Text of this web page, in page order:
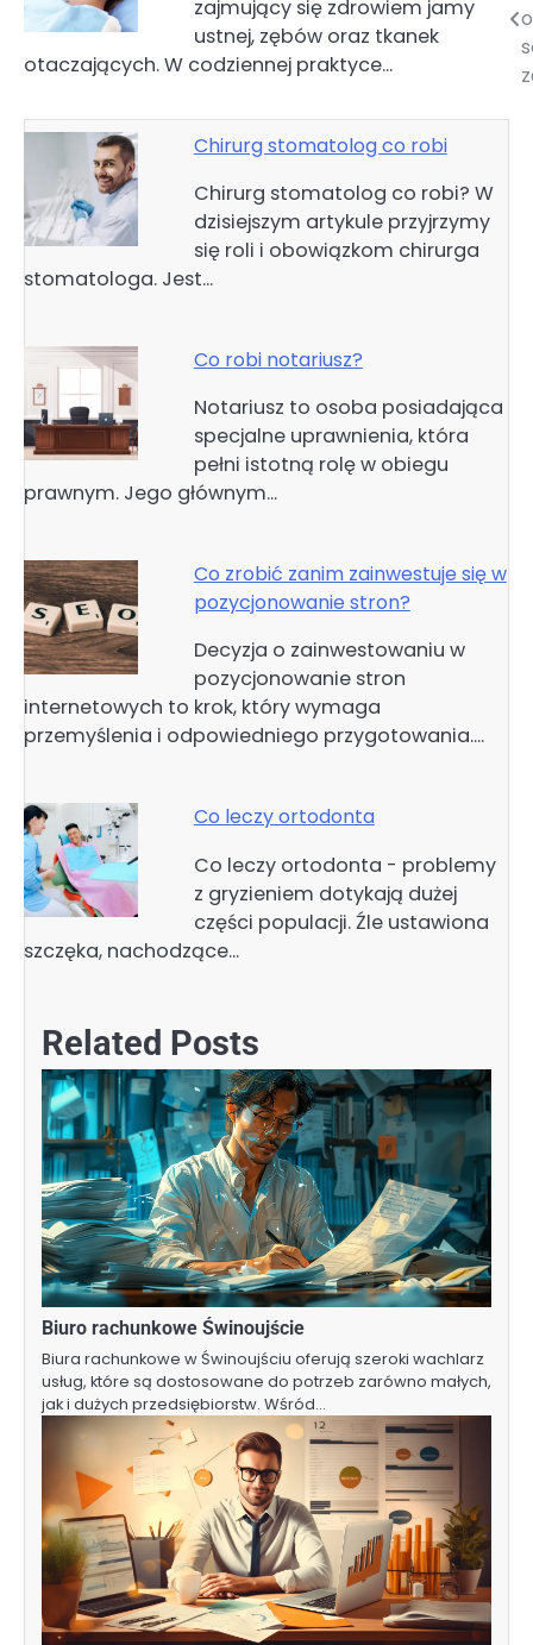
zajmujący się zdrowiem jamy
ustnej, zębów oraz tkanek
otaczających. W codziennej praktyce…
Chirurg stomatolog co robi
Chirurg stomatolog co robi? W
dzisiejszym artykule przyjrzymy
się roli i obowiązkom chirurga
stomatologa. Jest…
Co robi notariusz?
Notariusz to osoba posiadająca
specjalne uprawnienia, która
pełni istotną rolę w obiegu
prawnym. Jego głównym…
Co zrobić zanim zainwestuje się w
pozycjonowanie stron?
Decyzja o zainwestowaniu w
pozycjonowanie stron
internetowych to krok, który wymaga
przemyślenia i odpowiedniego przygotowania.…
Co leczy ortodonta
Co leczy ortodonta - problemy
z gryzieniem dotykają dużej
części populacji. Źle ustawiona
szczęka, nachodzące…
wpisu
Related Posts
Biuro rachunkowe Świnoujście
Biura rachunkowe w Świnoujściu oferują szeroki wachlarz
usług, które są dostosowane do potrzeb zarówno małych,
jak i dużych przedsiębiorstw. Wśród…